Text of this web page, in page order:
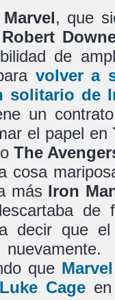
Marvel, que
Robert
de
volver a
solitario de
un
el papel en
The
cosa
más Iron
de
a decir que
que Marvel
Luke Cageen